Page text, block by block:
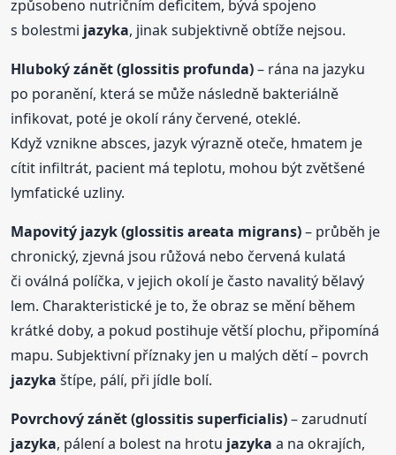
způsobeno nutričním deficitem, bývá spojeno
s bolestmi jazyka, jinak subjektivně obtíže nejsou.
Hlubokýzánět(glossitis profunda)– rána na jazyku
po poranění, která se může následně bakteriálně
infikovat, poté je okolí rány červené, oteklé.
Když vznikne absces, jazyk výrazně oteče, hmatem je
cítit infiltrát, pacient má teplotu, mohou být zvětšené
lymfatické uzliny.
Mapovitý jazyk (glossitis areata migrans)– průběh je
chronický, zjevná jsou růžová nebo červená kulatá
či oválná políčka, v jejich okolí je často navalitý bělavý
lem. Charakteristické je to, že obraz se mění během
krátké doby, a pokud postihuje větší plochu, připomíná
mapu. Subjektivní příznaky jen u malých dětí – povrch
jazyka štípe, pálí, při jídle bolí.
Povrchovýzánět(glossitis superficialis)– zarudnutí
jazyka, pálení a bolest na hrotu jazyka a na okrajích,